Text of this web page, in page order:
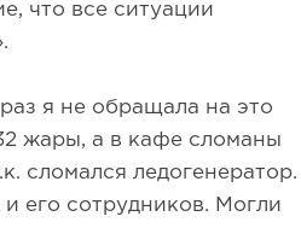
что все ситуации
я не обращала на это
жары, а в кафе сломаны
сломался ледогенератор.
его сотрудников. Могли